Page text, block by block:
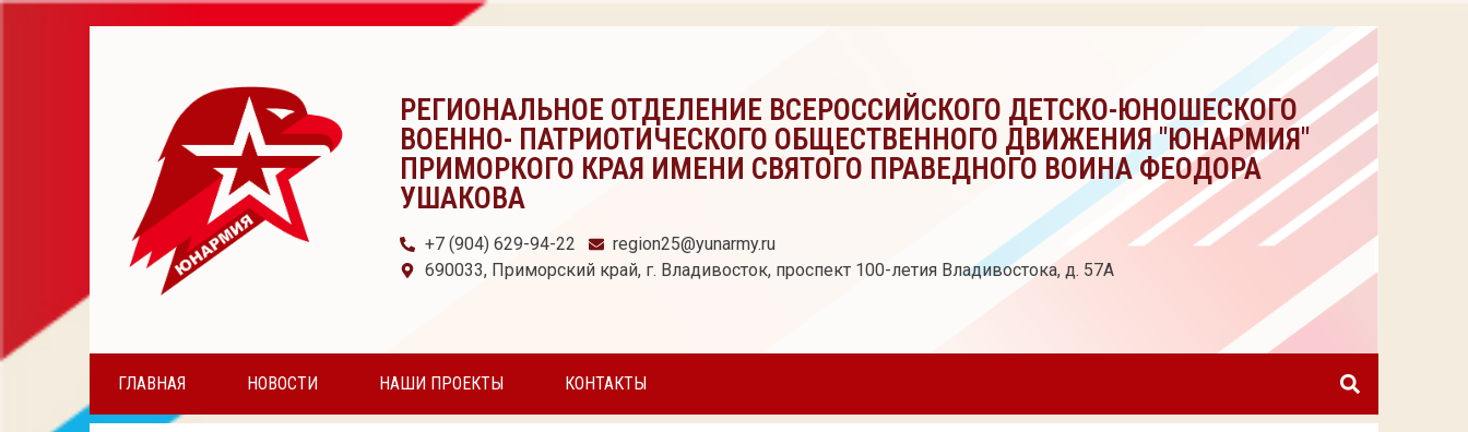
РЕГИОНАЛЬНОЕ ОТДЕЛЕНИЕ ВСЕРОССИЙСКОГО ДЕТСКО-ЮНОШЕСКОГО
ВОЕННО- ПАТРИОТИЧЕСКОГО ОБЩЕСТВЕННОГО ДВИЖЕНИЯ "ЮНАРМИЯ"
ПРИМОРКОГО КРАЯ ИМЕНИ СВЯТОГО ПРАВЕДНОГО ВОИНА ФЕОДОРА
УШАКОВА
+7 (904) 629-94-22
region25@yunarmy.ru
690033, Приморский край, г. Владивосток, проспект 100-летия Владивостока, д. 57А
ГЛАВНАЯ НОВОСТИ НАШИ ПРОЕКТЫ КОНТАКТЫ